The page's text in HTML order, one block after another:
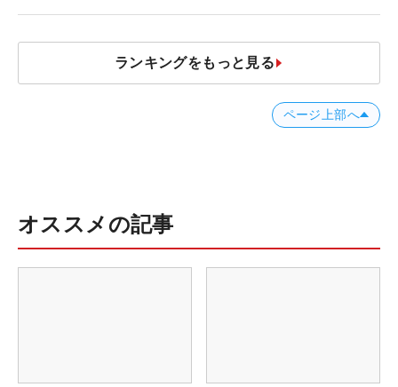
ランキングをもっと見る
ページ上部へ
オススメの記事